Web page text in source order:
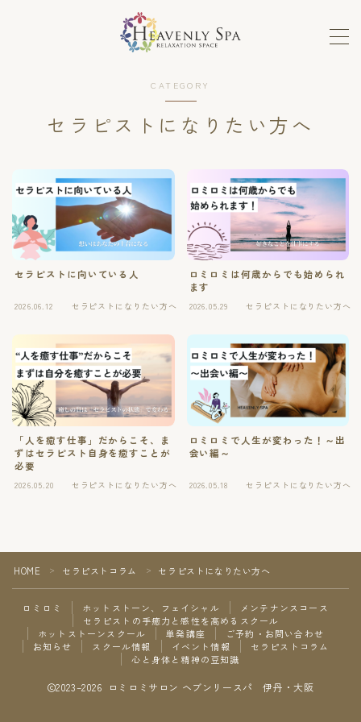
メンテナンスコース
セラピストの手癒力と感性を高めるスクール
単発講座
ご予約・お問い合わせ
お知らせ
スクール情報
セラピストコラム
心と身体と精神の豆知識
Follow Me
CATEGORY
セラピストになりたい方へ
セラピストに向いている人
2026.06.12 セラピストになりたい方へ
ロミロミは何歳からでも始められ
ます
2026.05.29 セラピストになりたい方へ
「人を癒す仕事」だからこそ、ま
ずはセラピスト自身を癒すことが
必要
2026.05.20 セラピストになりたい方へ
ロミロミで人生が変わった！～出
会い編～
2026.05.18 セラピストになりたい方へ
HOME ＞ セラピストコラム ＞ セラピストになりたい方へ
ロミロミ ホットストーン、フェイシャル
メンテナンスコース
セラピストの手癒力と感性を高めるスクール
ホットストーンスクール
単発講座
ご予約・お問い合わせ
お知らせ
スクール情報 イベント情報
セラピストコラム
心と身体と精神の豆知識
2023–2026 ロミロミサロン ヘブンリースパ 伊丹・大阪